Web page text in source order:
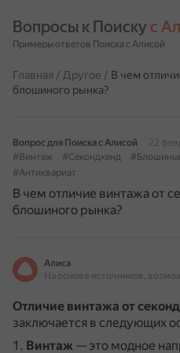
Вопросы к Поиску с
Примеры ответов Поиска с Алисой
Главная / Другое / В чем
блошиного рынка?
Вопрос для Поиска с Алисой
22
#Винтаж
#Секондхенд
#Антиквариат
В чем отличие винтажа от
блошиного рынка?
Алиса
Отличие винтажа от
заключается в следующих
Винтаж — это модное